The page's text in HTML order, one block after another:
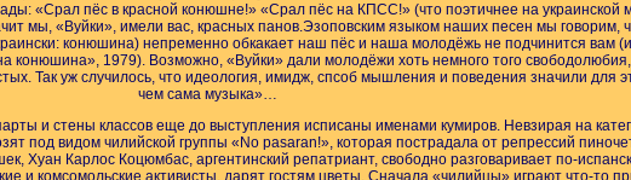
«Срал пёс в красной конюшне!» «Срал пёс на КПСС!» (что поэтичнее на украинской
мы, «Вуйки», имели вас, красных панов.Эзоповским языком наших песен мы говорим,
конюшина) непременно обкакает наш пёс и наша молодёжь не подчинится вам
конюшина», 1979). Возможно, «Вуйки» дали молодёжи хоть немного того
Так уж случилось, что идеология, имидж, спсоб мышления и поведения значили для
чем сама музыка»…
и стены классов еще до выступления исписаны именами кумиров. Невзирая на
под видом чилийской группы «No pasaran!», которая пострадала от репрессий
Хуан Карлос Коцюмбас, аргентинский репатриант, свободно разговаривает по-
и комсомольские активисты, дарят гостям цветы. Сначала «чилийцы» играют что-то